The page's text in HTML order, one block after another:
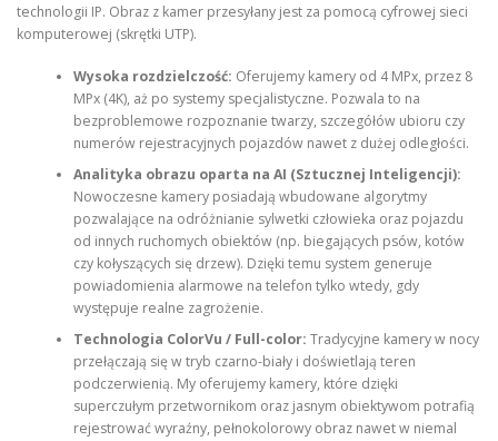
technologii IP. Obraz z kamer przesyłany jest za pomocą cyfrowej sieci
komputerowej (skrętki UTP).
Wysoka rozdzielczość: Oferujemy kamery od 4 MPx, przez 8
MPx (4K), aż po systemy specjalistyczne. Pozwala to na
bezproblemowe rozpoznanie twarzy, szczegółów ubioru czy
numerów rejestracyjnych pojazdów nawet z dużej odległości.
Analityka obrazu oparta na AI (Sztucznej Inteligencji):
Nowoczesne kamery posiadają wbudowane algorytmy
pozwalające na odróżnianie sylwetki człowieka oraz pojazdu
od innych ruchomych obiektów (np. biegających psów, kotów
czy kołyszących się drzew). Dzięki temu system generuje
powiadomienia alarmowe na telefon tylko wtedy, gdy
występuje realne zagrożenie.
Technologia ColorVu / Full-color: Tradycyjne kamery w nocy
przełączają się w tryb czarno-biały i doświetlają teren
podczerwienią. My oferujemy kamery, które dzięki
superczułym przetwornikom oraz jasnym obiektywom potrafią
rejestrować wyraźny, pełnokolorowy obraz nawet w niemal